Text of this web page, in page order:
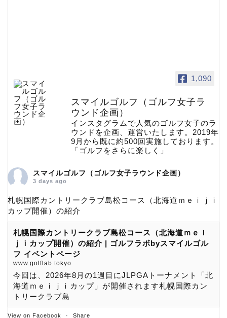
1,090
スマイルゴルフ（ゴルフ女子ラ
ウンド企画）
インスタグラムで人気のゴルフ女子のラ
ウンドを企画、運営いたします。2019年
9月から既に約500回実施しております。
「ゴルフをさらに楽しく」
スマイルゴルフ（ゴルフ女子ラウンド企画）
3 days ago
札幌国際カントリークラブ島松コース（北海道ｍｅｉｊｉ
カップ開催）の紹介
札幌国際カントリークラブ島松コース（北海道ｍｅｉ
ｊｉカップ開催）の紹介 | ゴルフラボbyスマイルゴル
フ イベントページ
www.golflab.tokyo
今回は、2026年8月の1週目にJLPGAトーナメント「北
海道ｍｅｉｊｉカップ」が開催されます札幌国際カン
トリークラブ島
View on Facebook · Share